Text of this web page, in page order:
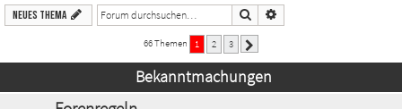
e
Neues Thema Suche
66 Themen 1 2 3
Bekanntmachungen